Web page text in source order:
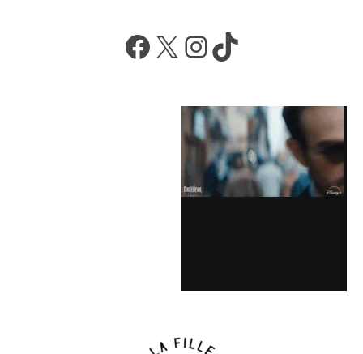
Facebook
X Instagram
TikTok